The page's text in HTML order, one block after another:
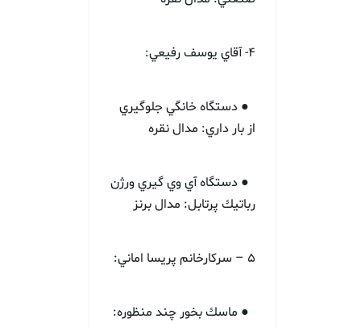
4- آقاي يوسف رفيعي:
● دستگاه خانگي جلوگيري
از بار داري: مدال نقره
● دستگاه آي وي گيري ورژن
رباتيك پرتابل: مدال برنز
5 – سركارخانم پريسا اماني:
● ماسك بخور چند منظوره: